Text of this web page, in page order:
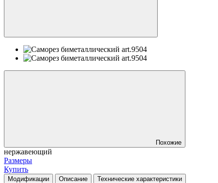
Похожие
нержавеющий
Размеры
Купить
Модификации Описание Технические характеристики